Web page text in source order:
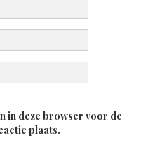
in deze browser voor de
plaats.